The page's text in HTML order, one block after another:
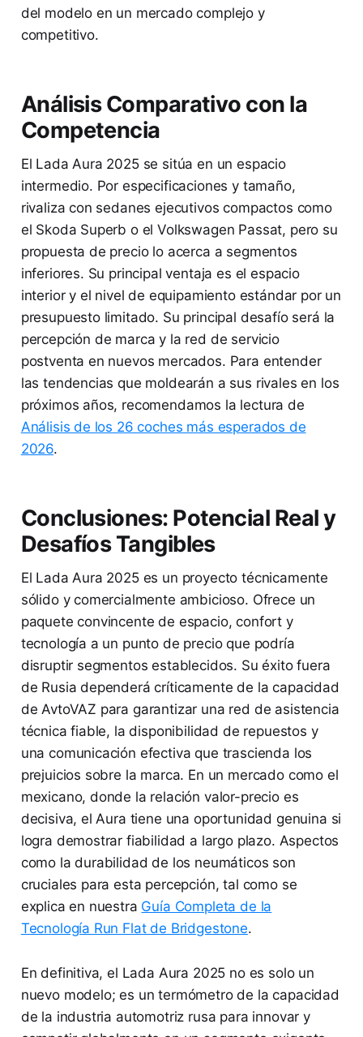
del modelo en un mercado complejo y
competitivo.
Análisis Comparativo con la
Competencia
El Lada Aura 2025 se sitúa en un espacio
intermedio. Por especificaciones y tamaño,
rivaliza con sedanes ejecutivos compactos como
el Skoda Superb o el Volkswagen Passat, pero su
propuesta de precio lo acerca a segmentos
inferiores. Su principal ventaja es el espacio
interior y el nivel de equipamiento estándar por un
presupuesto limitado. Su principal desafío será la
percepción de marca y la red de servicio
postventa en nuevos mercados. Para entender
las tendencias que moldearán a sus rivales en los
próximos años, recomendamos la lectura de
Análisis de los 26 coches más esperados de
2026.
Conclusiones: Potencial Real y
Desafíos Tangibles
El Lada Aura 2025 es un proyecto técnicamente
sólido y comercialmente ambicioso. Ofrece un
paquete convincente de espacio, confort y
tecnología a un punto de precio que podría
disruptir segmentos establecidos. Su éxito fuera
de Rusia dependerá críticamente de la capacidad
de AvtoVAZ para garantizar una red de asistencia
técnica fiable, la disponibilidad de repuestos y
una comunicación efectiva que trascienda los
prejuicios sobre la marca. En un mercado como el
mexicano, donde la relación valor-precio es
decisiva, el Aura tiene una oportunidad genuina si
logra demostrar fiabilidad a largo plazo. Aspectos
como la durabilidad de los neumáticos son
cruciales para esta percepción, tal como se
explica en nuestra Guía Completa de la
Tecnología Run Flat de Bridgestone.
En definitiva, el Lada Aura 2025 no es solo un
nuevo modelo; es un termómetro de la capacidad
de la industria automotriz rusa para innovar y